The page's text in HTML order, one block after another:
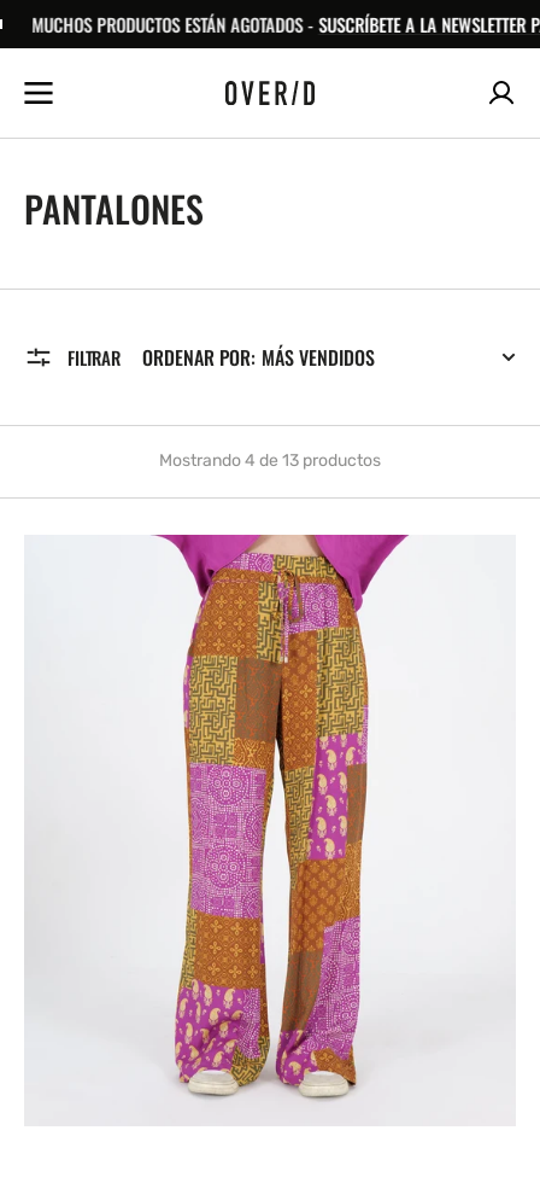
AL
PRODUCTOS ESTÁN AGOTADOS -SUSCRÍBETE A LA NEWSLETTER PARA
RECOPILACIÓN:
PANTALONES
FILTRAR
Mostrando 4 de 13 productos
ORDENAR POR: